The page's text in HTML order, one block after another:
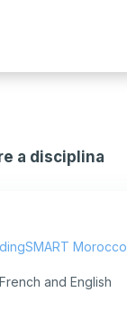
a disciplina
Morocco
French and English